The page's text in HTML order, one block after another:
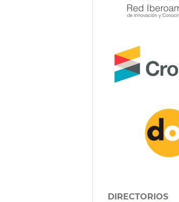
DIRECTORIOS